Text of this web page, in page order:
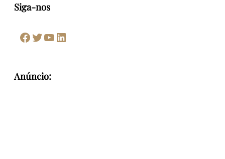
Siga-nos
Facebook Twitter Youtube LinkedIn
Anúncio: